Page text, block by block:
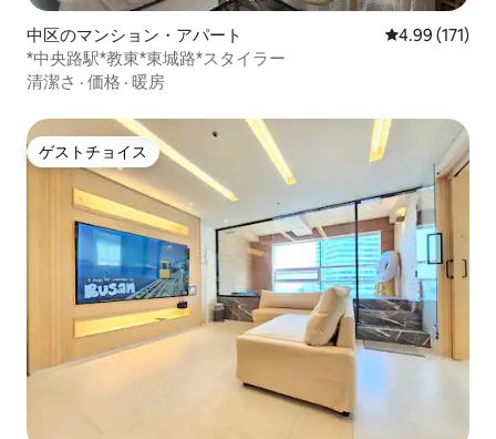
中区のマンション・アパート レビュー171
4.99 (171)
*中央路駅*教東*東城路*スタイラー
清潔さ · 価格 · 暖房
ゲストチョイス
ゲストチョイス